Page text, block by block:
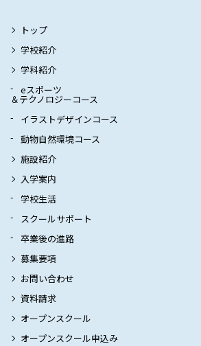
トップ
学校紹介
学科紹介
eスポーツ
＆テクノロジーコース
イラストデザインコース
動物自然環境コース
施設紹介
入学案内
学校生活
スクールサポート
卒業後の進路
募集要項
お問い合わせ
資料請求
オープンスクール
オープンスクール申込み